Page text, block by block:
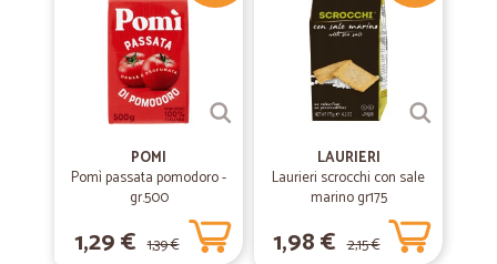
poi non hanno eguali per non parlare poi della velocità della
consegna . Anhe nel periodo peggiore della pandemia Cicalia è
sempre stata disponibile e presente. Cosa dire di più se non
complimenti a tutti. Anche i prezzi sono imbattibili specialmente di
questi tempi.Grazie di cuore
POMI
Pomì passata pomodoro -
gr.500
1,29 € 1,39 €
LAURIERI
Laurieri scrocchi con sale
marino gr175
1,98 € 2,15 €